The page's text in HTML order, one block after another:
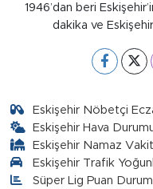
1946’dan beri
dakika ve
Eskişehir Nöbetçi
Eskişehir Hava
Eskişehir Namaz
Eskişehir Trafik
Süper Lig Puan